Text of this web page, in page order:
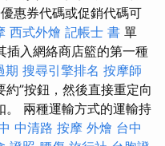
惠券代碼或促銷代碼可
西式外燴 記帳士 書 單
插入網絡商店籃的第一種
期 搜尋引擎排名 按摩師
約”按鈕，然後直接重定向
兩種運輸方式的運輸持
中清路 按摩 外燴 台中